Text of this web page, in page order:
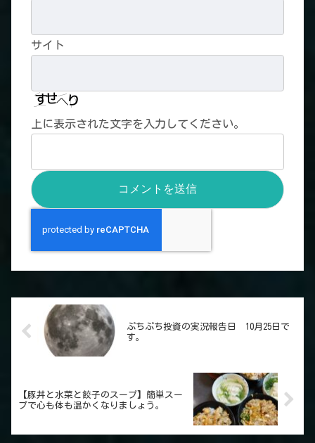
サイト
上に表示された文字を入力してください。
ぷちぷち投資の実況報告日 10月25日で
す。
【豚丼と水菜と餃子のスープ】簡単スー
プで心も体も温かくなりましょう。